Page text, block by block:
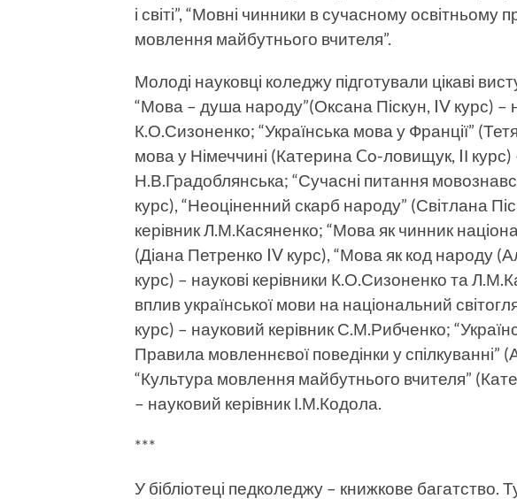
і світі”, “Мовні чинники в сучасному освітньому
мовлення май­бутнього вчителя”.
Молоді науковці коледжу підготували цікаві
“Мо­ва – душа народу”(Оксана Піскун, IV курс) –
К.О.Сизоненко; “Українська мова у Франції”
мова у Німеччині (Катерина Co-ловищук, IІ курс)
Н.В.Градоблянська; “Сучасні питання
курс), “Неоціненний скарб народу” (Світ­лана
керівник Л.М.Касяненко; “Мова як чинник
(Діана Петренко IV курс), “Мова як код народу
курс) – наукові керівники К.О.Сизоненко та
вплив української мови на національний
курс) – науковий керівник С.М.Рибченко;
Правила мовленнєвої поведінки у спілкуванні”
“Культура мовлення майбутнього вчителя”
– науковий керівник І.М.Кодола.
***
У бібліотеці педколеджу – книжкове багатство.